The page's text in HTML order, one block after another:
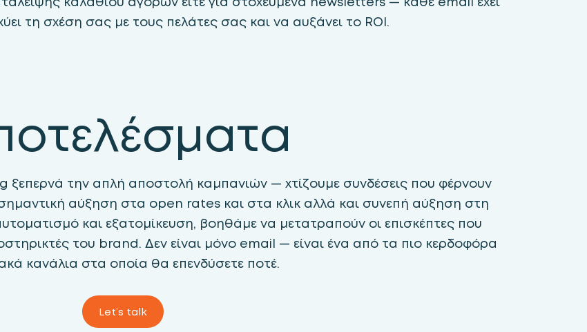
τη σχέση σας με τους πελάτες σας και να αυξάνει το ROI.
την απλή αποστολή καμπανιών — χτίζουμε συνδέσεις που φέρνουν
αύξηση στα open rates και στα κλικ αλλά και συνεπή αύξηση στη
και εξατομίκευση, βοηθάμε να μετατραπούν οι επισκέπτες που
του brand. Δεν είναι μόνο email — είναι ένα από τα πιο κερδοφόρα
κανάλια στα οποία θα επενδύσετε ποτέ.
Let’s talk